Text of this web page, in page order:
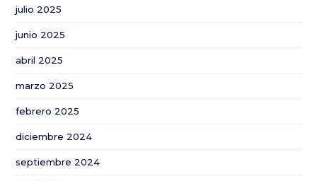
julio 2025
junio 2025
abril 2025
marzo 2025
febrero 2025
diciembre 2024
septiembre 2024